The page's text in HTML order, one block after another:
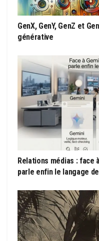
GenX, GenY, GenZ et
générative
Relations médias : face
parle enfin le langage